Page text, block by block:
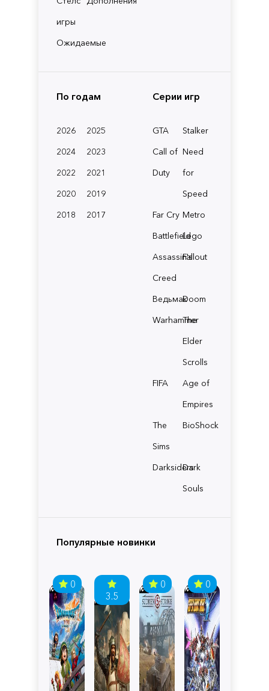
игры
Ожидаемые
По годам
2026
2025
2024
2023
2022
2021
2020
2019
2018
2017
Серии игр
GTA
Stalker
Call of
Duty
Need
for
Speed
Far Cry Metro
BattlefieldLego
Assassin's
Creed
Fallout
ВедьмакDoom
Warhammer
The
Elder
Scrolls
FIFA
Age of
Empires
The
Sims
BioShock
Darksiders
Dark
Souls
Популярные новинки
0
3.5
0 0